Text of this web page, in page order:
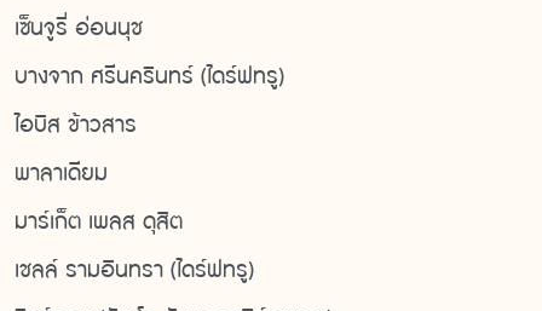
เซ็นจูรี่ อ่อนนุช
บางจาก ศรีนครินทร์ (ไดร์ฟทรู)
ไอบิส ข้าวสาร
พาลาเดียม
มาร์เก็ต เพลส ดุสิต
เชลล์ รามอินทรา (ไดร์ฟทรู)